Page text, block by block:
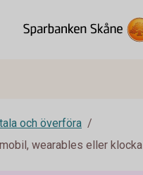
och överföra
wearables eller klocka